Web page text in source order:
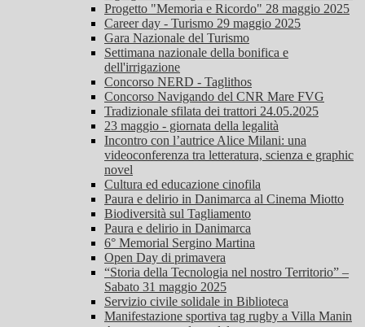
Progetto "Memoria e Ricordo" 28 maggio 2025
Career day - Turismo 29 maggio 2025
Gara Nazionale del Turismo
Settimana nazionale della bonifica e
dell'irrigazione
Concorso NERD - Taglithos
Concorso Navigando del CNR Mare FVG
Tradizionale sfilata dei trattori 24.05.2025
23 maggio - giornata della legalità
Incontro con l’autrice Alice Milani: una
videoconferenza tra letteratura, scienza e graphic
novel
Cultura ed educazione cinofila
Paura e delirio in Danimarca al Cinema Miotto
Biodiversità sul Tagliamento
Paura e delirio in Danimarca
6° Memorial Sergino Martina
Open Day di primavera
“Storia della Tecnologia nel nostro Territorio” –
Sabato 31 maggio 2025
Servizio civile solidale in Biblioteca
Manifestazione sportiva tag rugby a Villa Manin